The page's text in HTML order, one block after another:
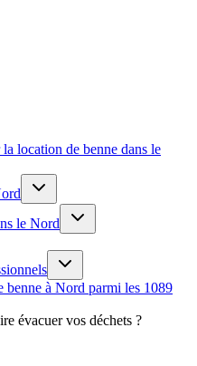
location de benne dans le
le Nord
benne à Nord parmi les 1089
évacuer vos déchets ?